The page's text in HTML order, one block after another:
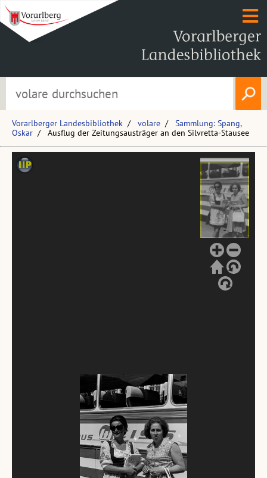
Vorarlberger Landesbibliothek volare
Sammlung: Spang,
Oskar
Ausflug der Zeitungsausträger an den Silvretta-Stausee